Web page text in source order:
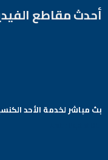
أحدث مقاطع
بث مباشر لخدمة الأحد الكنسية 26 يوليو 2026 – الأخ